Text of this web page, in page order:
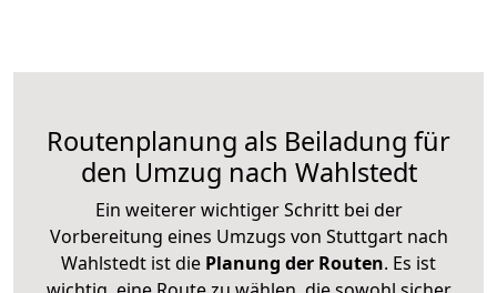
Routenplanung als Beiladung für
den Umzug nach Wahlstedt
Ein weiterer wichtiger Schritt bei der
Vorbereitung eines Umzugs von Stuttgart nach
Wahlstedt ist die Planung der Routen. Es ist